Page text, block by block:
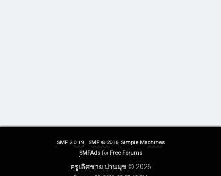
SMF 2.0.19| SMF © 2016, Simple Machines
SMFAdsfor Free Forums
ครูเลิศชาย ปานมุข © 2026